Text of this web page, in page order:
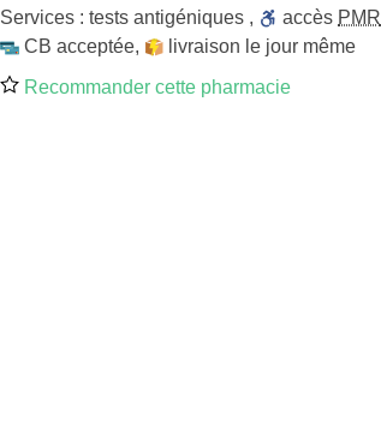
Services : tests antigéniques , accès PMR
CB acceptée,
livraison le jour même
Recommander cette pharmacie